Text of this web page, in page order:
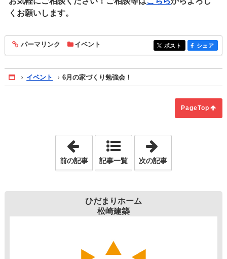
くお願いします。
entry1964
パーマリンク イベント entry1964
ポスト entry1964
シェア
Home
イベント 6月の家づくり勉強会！
PageTop
「不動産が売れるまで止まる原因！」
前の記事 記事一覧 次の記事
ひだまりホーム
松崎建築